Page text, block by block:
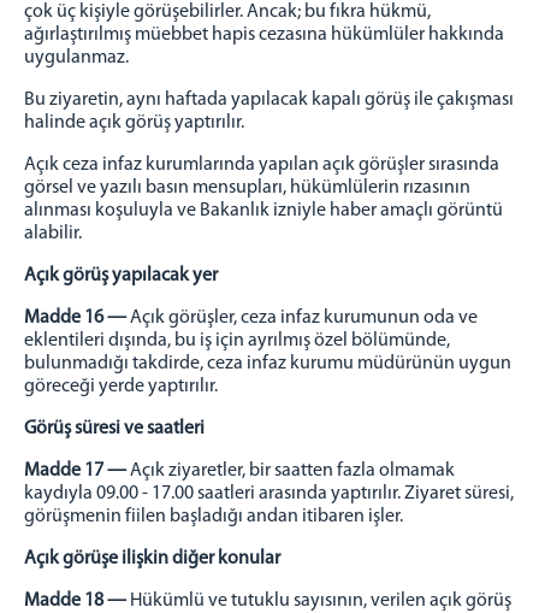
çok üç kişiyle görüşebilirler. Ancak; bu fıkra hükmü,
ağırlaştırılmış müebbet hapis cezasına hükümlüler hakkında
uygulanmaz.
Bu ziyaretin, aynı haftada yapılacak kapalı görüş ile çakışması
halinde açık görüş yaptırılır.
Açık ceza infaz kurumlarında yapılan açık görüşler sırasında
görsel ve yazılı basın mensupları, hükümlülerin rızasının
alınması koşuluyla ve Bakanlık izniyle haber amaçlı görüntü
alabilir.
Açık görüş yapılacak yer
Madde 16 —Açık görüşler, ceza infaz kurumunun oda ve
eklentileri dışında, bu iş için ayrılmış özel bölümünde,
bulunmadığı takdirde, ceza infaz kurumu müdürünün uygun
göreceği yerde yaptırılır.
Görüş süresi ve saatleri
Madde 17 —Açık ziyaretler, bir saatten fazla olmamak
kaydıyla 09.00 - 17.00 saatleri arasında yaptırılır. Ziyaret süresi,
görüşmenin fiilen başladığı andan itibaren işler.
Açık görüşe ilişkin diğer konular
Madde 18 — Hükümlü ve tutuklu sayısının, verilen açık görüş